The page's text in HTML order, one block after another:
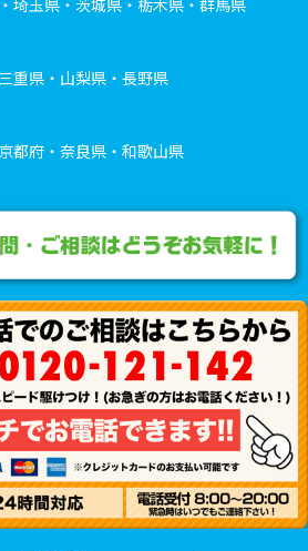
埼玉県・茨城県・栃木県・群馬県
重県・山梨県・長野県
都府・奈良県・和歌山県